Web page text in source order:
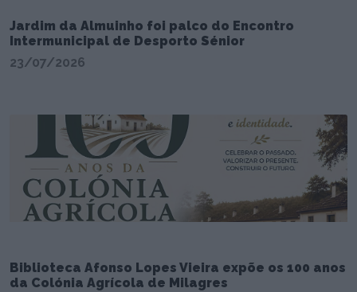
Jardim da Almuinho foi palco do Encontro
Intermunicipal de Desporto Sénior
23/07/2026
Biblioteca Afonso Lopes Vieira expõe os 100 anos
da Colónia Agrícola de Milagres